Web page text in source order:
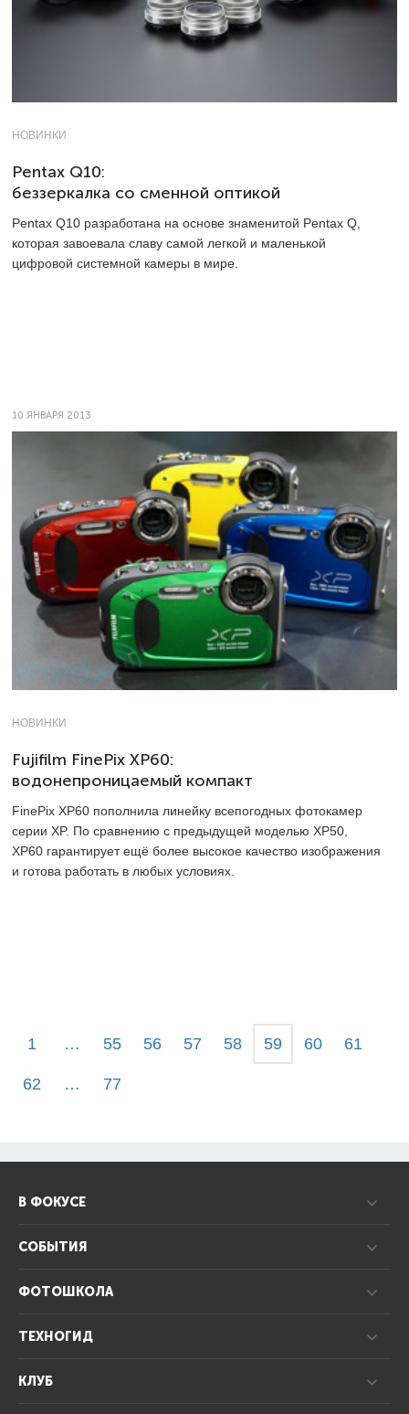
НОВИНКИ
Pentax Q10:
беззеркалка со сменной оптикой
Pentax Q10 разработана на основе знаменитой Pentax Q,
которая завоевала славу самой легкой и маленькой
цифровой системной камеры в мире.
10 ЯНВАРЯ 2013
НОВИНКИ
Fujifilm FinePix XP60:
водонепроницаемый компакт
FinePix XP60 пополнила линейку всепогодных фотокамер
серии XP. По сравнению с предыдущей моделью XP50,
XP60 гарантирует ещё более высокое качество изображения
и готова работать в любых условиях.
1 … 55 56 57 58 59 60 61
62 … 77
В ФОКУСЕ
СОБЫТИЯ
ФОТОШКОЛА
ТЕХНОГИД
КЛУБ